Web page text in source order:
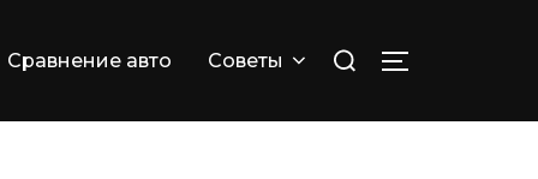
Сравнение авто Советы